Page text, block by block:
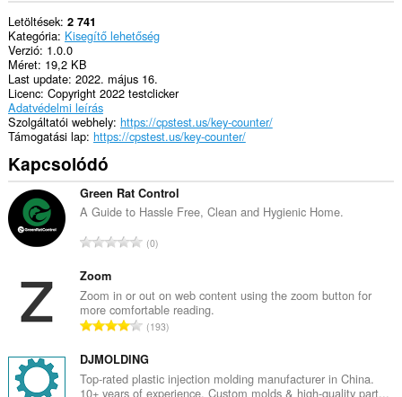
Letöltések 2 741
Kategória Kisegítő lehetőség
Verzió 1.0.0
Méret 19,2 KB
Last update 2022. május 16.
Licenc Copyright 2022 testclicker
Adatvédelmi leírás
Szolgáltatói webhely https://cpstest.us/key-counter/
Támogatási lap https://cpstest.us/key-counter/
Kapcsolódó
Green Rat Control
A Guide to Hassle Free, Clean and Hygienic Home.
Ö
z
e
s
r
t
0
Zoom
Zoom in or out on web content using the zoom button for
more comfortable reading.
Ö
s
z
193
DJMOLDING
Top-rated plastic injection molding manufacturer in China.
10+ years of experience. Custom molds & high-quality part...